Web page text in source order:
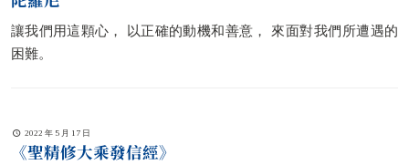
讓我們用這顆心， 以正確的動機和善意， 來面對我們所遭遇的
困難。
2022 年 5 月 17 日
《聖精修大乘發信經》